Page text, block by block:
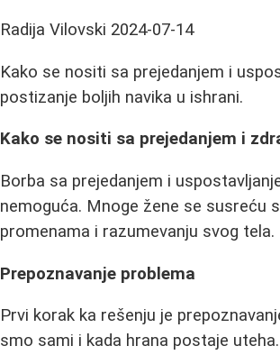
Radija Vilovski 2024-07-14
Kako se nositi sa prejedanjem i
postizanje boljih navika u ishrani.
Kako se nositi sa prejedanjem i
Borba sa prejedanjem i
nemoguća. Mnoge žene se susreću
promenama i razumevanju svog tela.
Prepoznavanje problema
Prvi korak ka rešenju je
smo sami i kada hrana postaje